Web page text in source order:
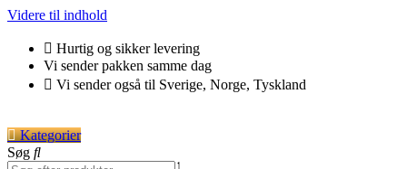
Videre til indhold
Hurtig og sikker levering
Vi sender pakken samme dag
Vi sender også til Sverige, Norge, Tyskland
Kategorier
Søg